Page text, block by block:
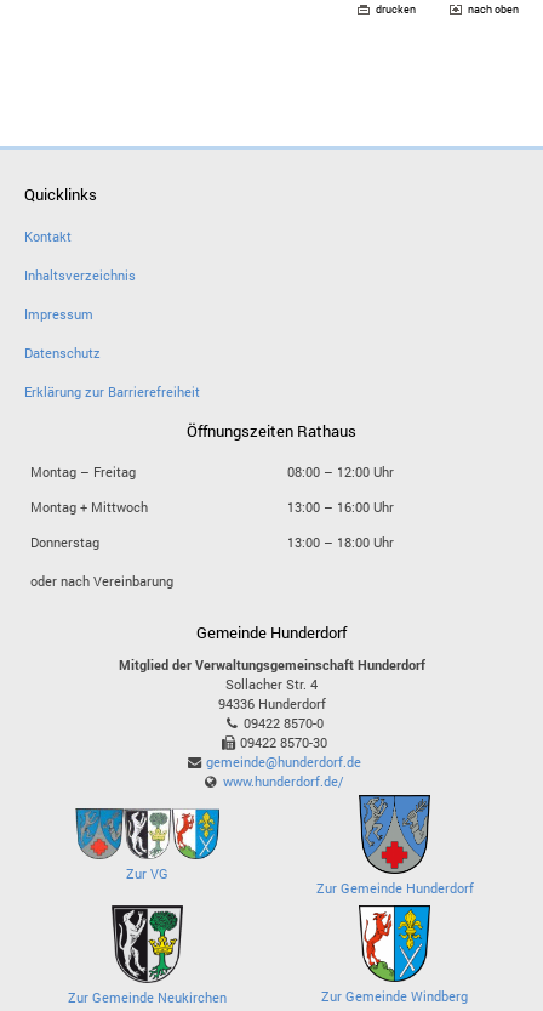
drucken nach oben
Quicklinks
Kontakt
Inhaltsverzeichnis
Impressum
Datenschutz
Erklärung zur Barrierefreiheit
Öffnungszeiten Rathaus
Montag – Freitag
08:00 – 12:00 Uhr
Montag + Mittwoch
13:00 – 16:00 Uhr
Donnerstag
13:00 – 18:00 Uhr
oder nach Vereinbarung
Gemeinde Hunderdorf
Mitglied der Verwaltungsgemeinschaft Hunderdorf
Sollacher Str. 4
94336 Hunderdorf
09422 8570-0
09422 8570-30
gemeinde@hunderdorf.de
www.hunderdorf.de/
Zur VG
Zur Gemeinde Hunderdorf
Zur Gemeinde Neukirchen Zur Gemeinde Windberg